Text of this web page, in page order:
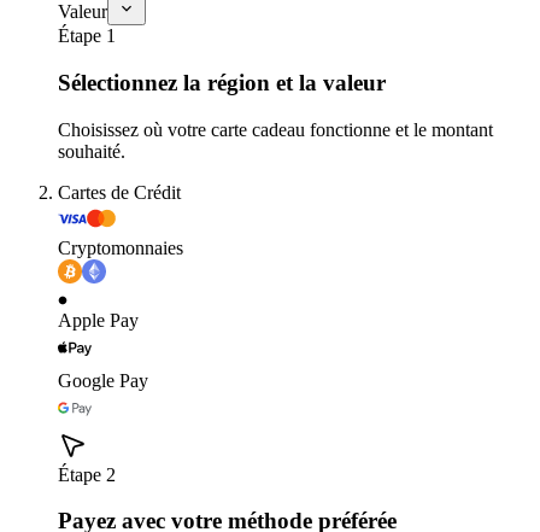
Valeur
Étape 1
Sélectionnez la région et la valeur
Choisissez où votre carte cadeau fonctionne et le montant
souhaité.
Cartes de Crédit
Cryptomonnaies
Apple Pay
Google Pay
Étape 2
Payez avec votre méthode préférée